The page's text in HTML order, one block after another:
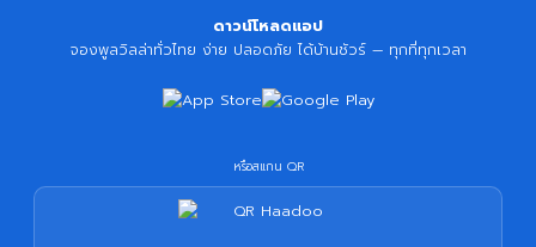
ดาวน์โหลดแอป
จองพูลวิลล่าทั่วไทย ง่าย ปลอดภัย ได้บ้านชัวร์ — ทุกที่ทุกเวลา
หรือสแกน QR